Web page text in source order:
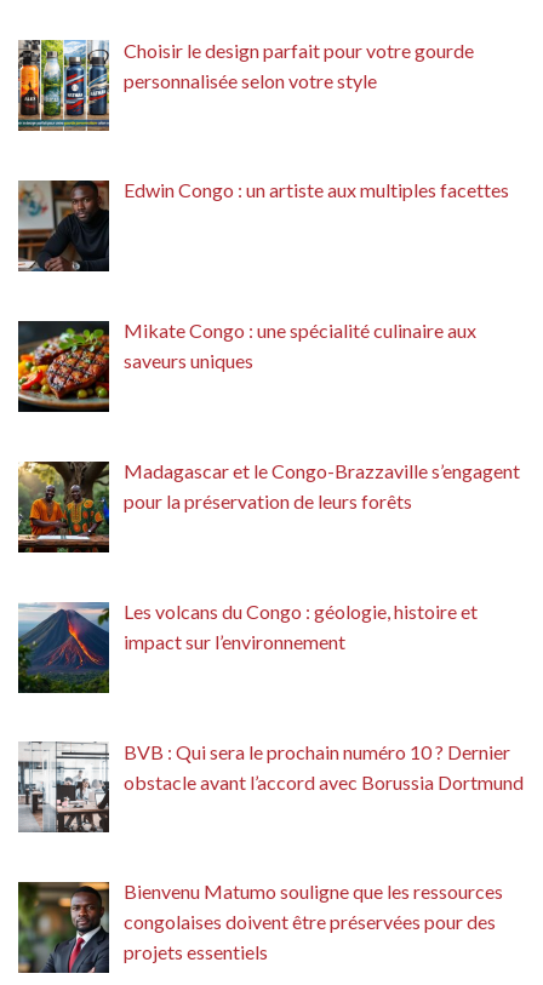
Choisir le design parfait pour votre gourde
personnalisée selon votre style
Edwin Congo : un artiste aux multiples facettes
Mikate Congo : une spécialité culinaire aux
saveurs uniques
Madagascar et le Congo-Brazzaville s’engagent
pour la préservation de leurs forêts
Les volcans du Congo : géologie, histoire et
impact sur l’environnement
BVB : Qui sera le prochain numéro 10 ? Dernier
obstacle avant l’accord avec Borussia Dortmund
Bienvenu Matumo souligne que les ressources
congolaises doivent être préservées pour des
projets essentiels